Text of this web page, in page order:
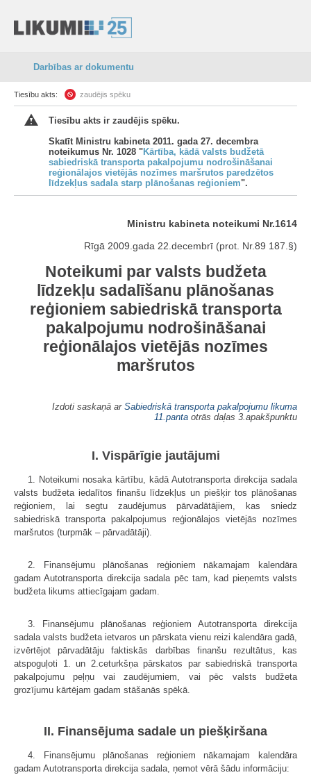
Darbības ar dokumentu
Tiesību akts: zaudējis spēku
Tiesību akts ir zaudējis spēku.
Skatīt Ministru kabineta 2011. gada 27. decembra
noteikumus Nr. 1028 "Kārtība, kādā valsts budžetā
sabiedriskā transporta pakalpojumu nodrošināšanai
reģionālajos vietējās nozīmes maršrutos paredzētos
līdzekļus sadala starp plānošanas reģioniem".
Ministru kabineta noteikumi Nr.1614
Rīgā 2009.gada 22.decembrī (prot. Nr.89 187.§)
Noteikumi par valsts budžeta
līdzekļu sadalīšanu plānošanas
reģioniem sabiedriskā transporta
pakalpojumu nodrošināšanai
reģionālajos vietējās nozīmes
maršrutos
Izdoti saskaņā ar Sabiedriskā transporta pakalpojumu likuma
11.panta otrās daļas 3.apakšpunktu
I. Vispārīgie jautājumi
1. Noteikumi nosaka kārtību, kādā Autotransporta direkcija sadala
valsts budžeta iedalītos finanšu līdzekļus un piešķir tos plānošanas
reģioniem, lai segtu zaudējumus pārvadātājiem, kas sniedz
sabiedriskā transporta pakalpojumus reģionālajos vietējās nozīmes
maršrutos (turpmāk – pārvadātāji).
2. Finansējumu plānošanas reģioniem nākamajam kalendāra
gadam Autotransporta direkcija sadala pēc tam, kad pieņemts valsts
budžeta likums attiecīgajam gadam.
3. Finansējumu plānošanas reģioniem Autotransporta direkcija
sadala valsts budžeta ietvaros un pārskata vienu reizi kalendāra gadā,
izvērtējot pārvadātāju faktiskās darbības finanšu rezultātus, kas
atspoguļoti 1. un 2.ceturkšņa pārskatos par sabiedriskā transporta
pakalpojumu peļņu vai zaudējumiem, vai pēc valsts budžeta
grozījumu kārtējam gadam stāšanās spēkā.
II. Finansējuma sadale un piešķiršana
4. Finansējumu plānošanas reģioniem nākamajam kalendāra
gadam Autotransporta direkcija sadala, ņemot vērā šādu informāciju: